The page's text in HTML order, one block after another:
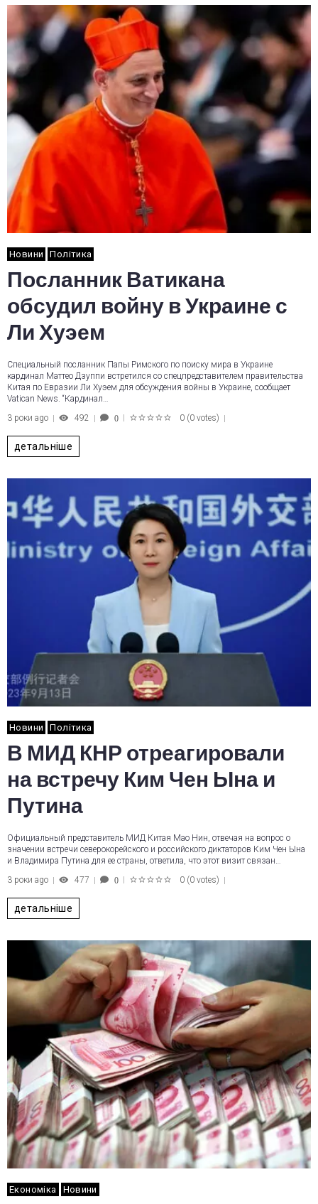
Новини Політика
Посланник Ватикана
обсудил войну в Украине с
Ли Хуэем
Специальный посланник Папы Римского по поиску мира в Украине
кардинал Маттео Дзуппи встретился со спецпредставителем правительства
Китая по Евразии Ли Хуэем для обсуждения войны в Украине, сообщает
Vatican News. “Кардинал…
3 роки ago
492 0 0 (0 votes)
детальніше
Новини Політика
В МИД КНР отреагировали
на встречу Ким Чен Ына и
Путина
Официальный представитель МИД Китая Мао Нин, отвечая на вопрос о
значении встречи северокорейского и российского диктаторов Ким Чен Ына
и Владимира Путина для ее страны, ответила, что этот визит связан…
3 роки ago
477 0 0 (0 votes)
детальніше
Економіка Новини